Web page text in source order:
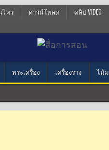
ไพร ดาวน์โหลด คลิป VIDEO
พระเครื่อง เครื่องราง ไม้